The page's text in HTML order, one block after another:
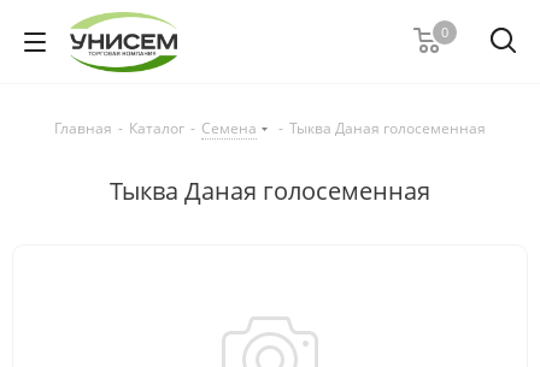
0
Главная - Каталог - Семена - Тыква Даная голосеменная
Тыква Даная голосеменная